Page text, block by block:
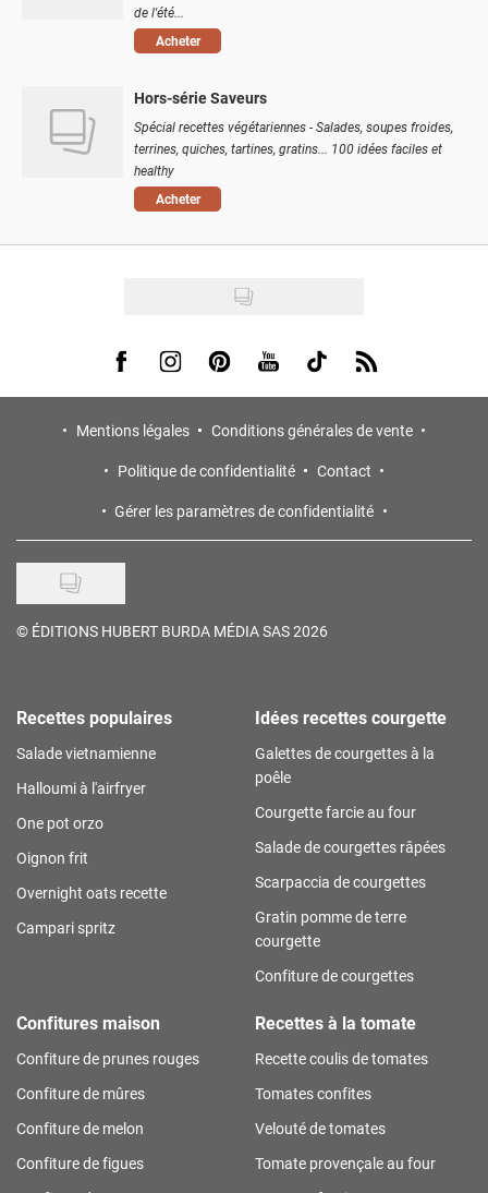
de l'été...
Acheter
Hors-série Saveurs
Spécial recettes végétariennes - Salades, soupes froides,
terrines, quiches, tartines, gratins... 100 idées faciles et
healthy
Acheter
Visit us on Facebook
Visit us on Instagram
Visit us on Pinterest
Visit us on Youtube
Visit us on Tiktok
Visit us on Rss
Mentions légales
Conditions générales de vente
Politique de confidentialité
Contact
Gérer les paramètres de confidentialité
© ÉDITIONS HUBERT BURDA MÉDIA SAS 2026
Recettes populaires
Salade vietnamienne
Halloumi à l'airfryer
One pot orzo
Oignon frit
Overnight oats recette
Campari spritz
Idées recettes courgette
Galettes de courgettes à la
poêle
Courgette farcie au four
Salade de courgettes râpées
Scarpaccia de courgettes
Gratin pomme de terre
courgette
Confiture de courgettes
Confitures maison
Confiture de prunes rouges
Confiture de mûres
Confiture de melon
Confiture de figues
Recettes à la tomate
Recette coulis de tomates
Tomates confites
Velouté de tomates
Tomate provençale au four